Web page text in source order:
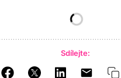
Sdílejte: